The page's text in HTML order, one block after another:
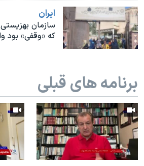
ايران
سازمان بهزیستی
که «وقفی» بود
برنامه های قبلی